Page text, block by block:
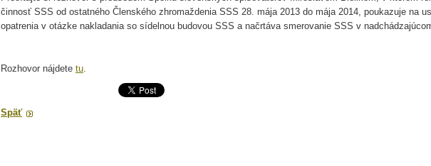
činnosť SSS od ostatného Členského zhromaždenia SSS 28. mája 2013 do mája 2014, poukazuje na
opatrenia v otázke nakladania so sídelnou budovou SSS a načrtáva smerovanie SSS v
Rozhovor nájdete tu.
Späť